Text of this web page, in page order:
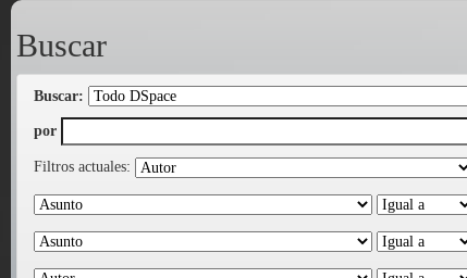
Buscar
Buscar:
por
Filtros actuales: